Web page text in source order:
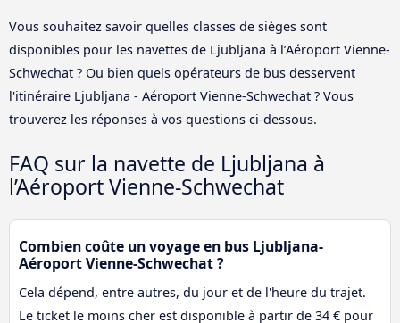
Vous souhaitez savoir quelles classes de sièges sont
disponibles pour les navettes de Ljubljana à l’Aéroport Vienne-
Schwechat ? Ou bien quels opérateurs de bus desservent
l'itinéraire Ljubljana - Aéroport Vienne-Schwechat ? Vous
trouverez les réponses à vos questions ci-dessous.
FAQ sur la navette de Ljubljana à
l’Aéroport Vienne-Schwechat
Combien coûte un voyage en bus Ljubljana-
Aéroport Vienne-Schwechat ?
Cela dépend, entre autres, du jour et de l'heure du trajet.
Le ticket le moins cher est disponible à partir de 34 € pour